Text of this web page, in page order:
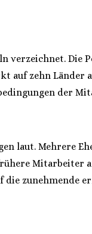
verzeichnet. Die
auf zehn Länder
der
laut. Mehrere
Mitarbeiter
die zunehmende